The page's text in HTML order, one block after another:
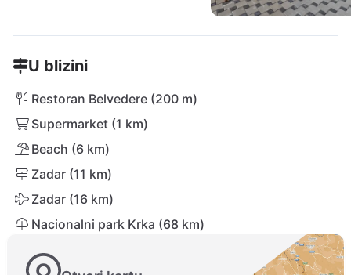
U blizini
Restoran Belvedere (200 m)
Supermarket (1 km)
Beach (6 km)
Zadar (11 km)
Zadar (16 km)
Nacionalni park Krka (68 km)